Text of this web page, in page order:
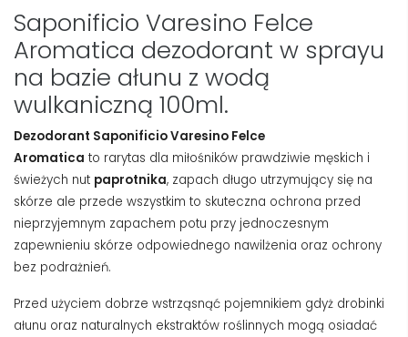
Saponificio Varesino Felce
Aromatica dezodorant w sprayu
na bazie ałunu z wodą
wulkaniczną 100ml.
Dezodorant Saponificio Varesino Felce
Aromatica to rarytas dla miłośników prawdziwie męskich i
świeżych nut paprotnika, zapach długo utrzymujący się na
skórze ale przede wszystkim to skuteczna ochrona przed
nieprzyjemnym zapachem potu przy jednoczesnym
zapewnieniu skórze odpowiednego nawilżenia oraz ochrony
bez podrażnień.
Przed użyciem dobrze wstrząsnąć pojemnikiem gdyż drobinki
ałunu oraz naturalnych ekstraktów roślinnych mogą osiadać